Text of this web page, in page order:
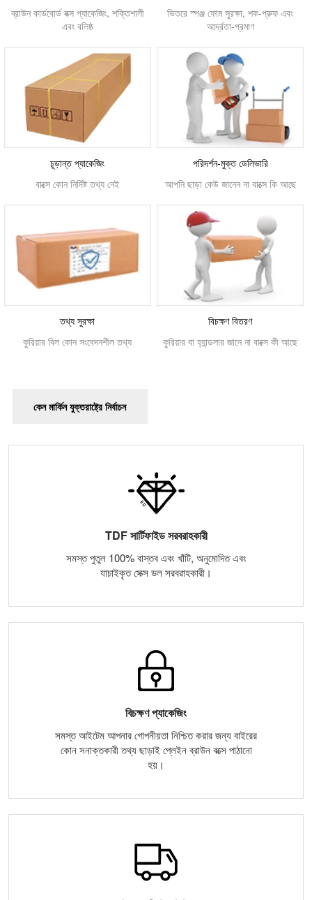
ব্রাউন কার্ডবোর্ড বক্স প্যাকেজিং, শক্তিশালী
এবং বলিষ্ঠ
ভিতরে স্পঞ্জ ফোম সুরক্ষা, শক-প্রুফ এবং
আর্দ্রতা-প্রমাণ
চূড়ান্ত প্যাকেজিং
বাক্সে কোন নির্দিষ্ট তথ্য নেই
পরিদর্শন-মুক্ত ডেলিভারি
আপনি ছাড়া কেউ জানেন না বাক্সে কি আছে
তথ্য সুরক্ষা
কুরিয়ার বিল কোন সংবেদনশীল তথ্য
বিচক্ষণ বিতরণ
কুরিয়ার বা হ্যান্ডলার জানে না বাক্সে কী আছে
কেন মার্কিন যুক্তরাষ্ট্রে নির্বাচন
TDF সার্টিফাইড সরবরাহকারী
সমস্ত পুতুল 100% বাস্তব এবং খাঁটি, অনুমোদিত এবং
যাচাইকৃত সেক্স ডল সরবরাহকারী।
বিচক্ষণ প্যাকেজিং
সমস্ত আইটেম আপনার গোপনীয়তা নিশ্চিত করার জন্য বাইরের
কোন সনাক্তকারী তথ্য ছাড়াই প্লেইন ব্রাউন বক্সে পাঠানো
হয়।